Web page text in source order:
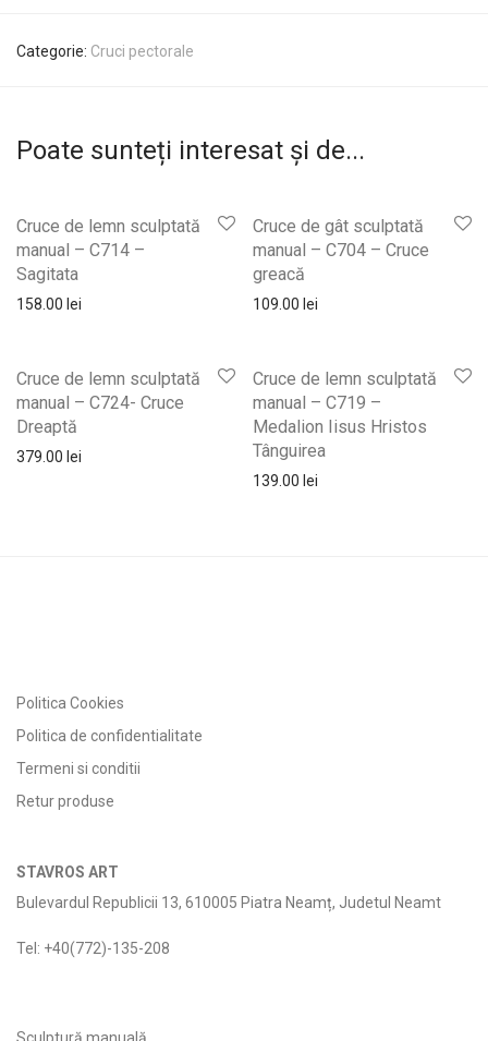
Categorie: Cruci pectorale
Poate sunteți interesat și de...
Cruce de lemn sculptată
manual – C714 –
Sagitata
158.00 lei
Cruce de gât sculptată
manual – C704 – Cruce
greacă
109.00 lei
Cruce de lemn sculptată
manual – C724- Cruce
Dreaptă
379.00 lei
Cruce de lemn sculptată
manual – C719 –
Medalion Iisus Hristos
Tânguirea
139.00 lei
Politica Cookies
Politica de confidentialitate
Termeni si conditii
Retur produse
STAVROS ART
Bulevardul Republicii 13, 610005 Piatra Neamț, Judetul Neamt
Tel: +40(772)-135-208